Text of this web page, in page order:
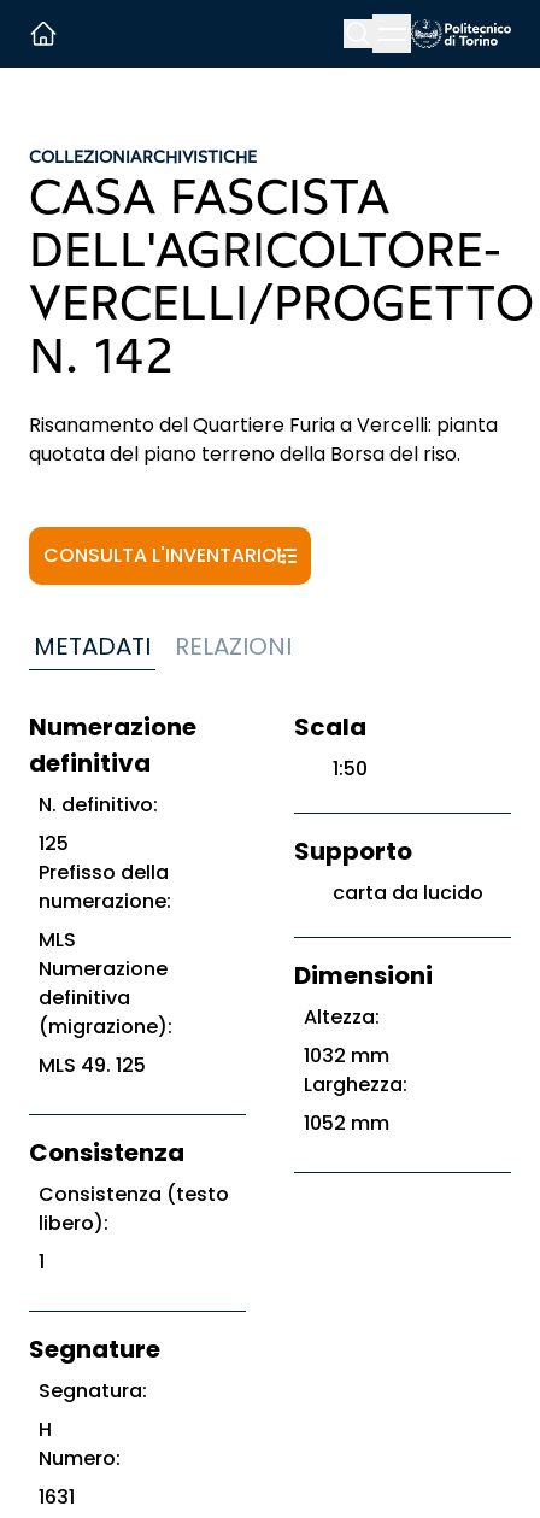
Menu button
COLLEZIONIARCHIVISTICHE
CASA FASCISTA
DELL'AGRICOLTORE-
VERCELLI/PROGETTO
N. 142
Risanamento del Quartiere Furia a Vercelli: pianta
quotata del piano terreno della Borsa del riso.
CONSULTA L'INVENTARIO
METADATI RELAZIONI
Numerazione
definitiva
N. definitivo:
125
Prefisso della
numerazione:
MLS
Numerazione
definitiva
(migrazione):
MLS 49. 125
Consistenza
Consistenza (testo
libero):
1
Segnature
Segnatura:
H
Numero:
1631
Scala
1:50
Supporto
carta da lucido
Dimensioni
Altezza:
1032 mm
Larghezza:
1052 mm